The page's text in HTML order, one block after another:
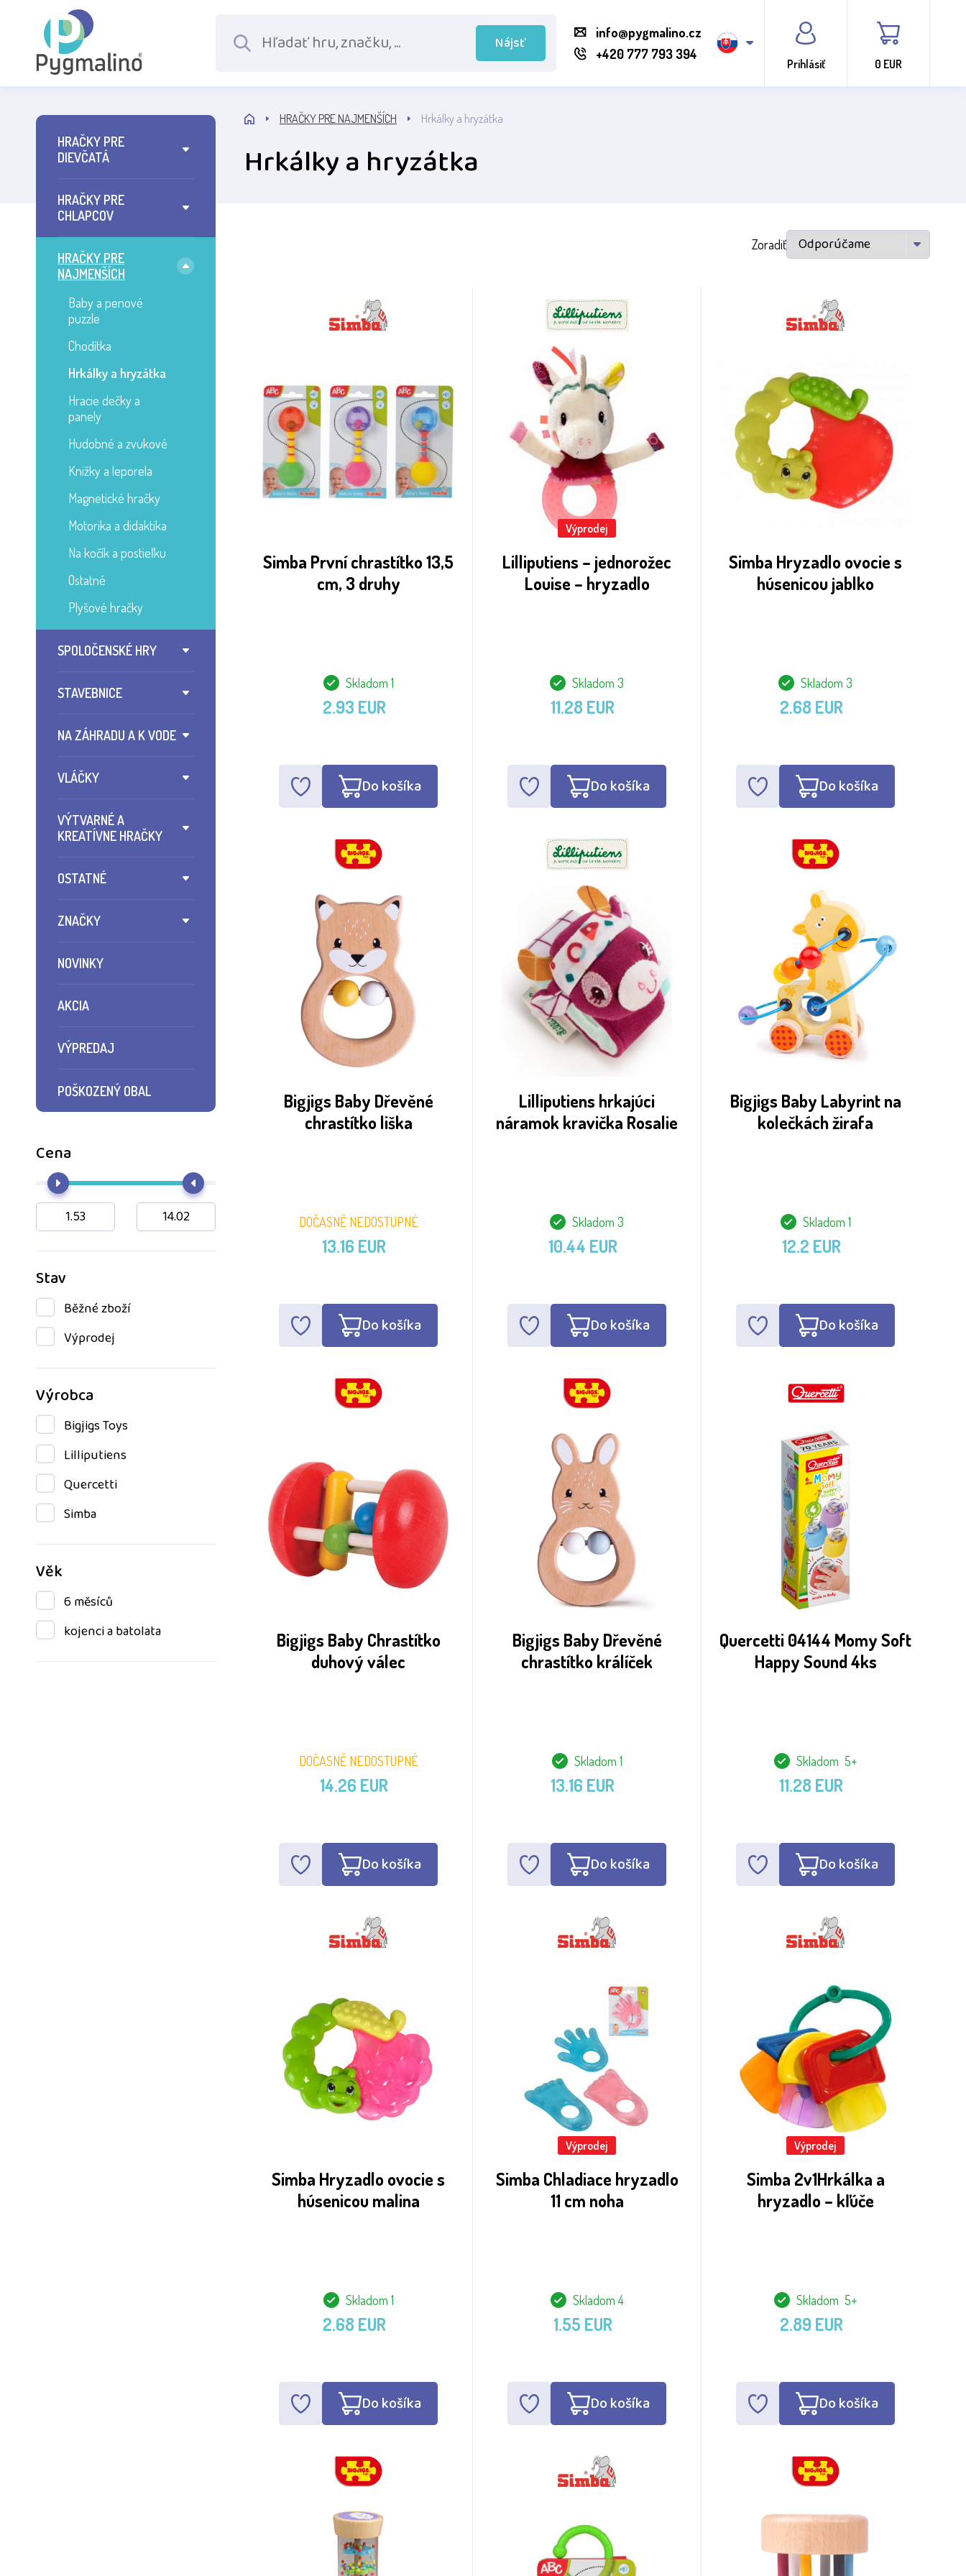
Nájsť
info@pygmalino.cz
+420 777 793 394
Prihlásiť 0 EUR
HRAČKY PRE
DIEVČATÁ
HRAČKY PRE
CHLAPCOV
HRAČKY PRE
NAJMENŠÍCH
Baby a penové
puzzle
Chodítka
Hrkálky a hryzátka
Hracie dečky a
panely
Hudobné a zvukové
Knižky a leporela
Magnetické hračky
Motorika a didaktika
Na kočík a postieľku
Ostatné
Plyšové hračky
SPOLOČENSKÉ HRY
STAVEBNICE
NA ZÁHRADU A K VODE
VLÁČKY
VÝTVARNÉ A
KREATÍVNE HRAČKY
OSTATNÉ
ZNAČKY
NOVINKY
AKCIA
VÝPREDAJ
POŠKOZENÝ OBAL
Cena
Stav
Běžné zboží
Výprodej
Výrobca
Bigjigs Toys
Lilliputiens
Quercetti
Simba
Věk
6 měsíců
kojenci a batolata
HRAČKY PRE NAJMENŠÍCH Hrkálky a hryzátka
Hrkálky a hryzátka
Zoradiť
Simba První chrastítko 13,5
cm, 3 druhy
Skladom 1
2.93 EUR
Do košíka
Výprodej
Lilliputiens – jednorožec
Louise – hryzadlo
Skladom 3
11.28 EUR
Do košíka
Simba Hryzadlo ovocie s
húsenicou jablko
Skladom 3
2.68 EUR
Do košíka
Bigjigs Baby Dřevěné
chrastítko liška
DOČASNĚ NEDOSTUPNÉ
13.16 EUR
Do košíka
Lilliputiens hrkajúci
náramok kravička Rosalie
Skladom 3
10.44 EUR
Do košíka
Bigjigs Baby Labyrint na
kolečkách žirafa
Skladom 1
12.2 EUR
Do košíka
Bigjigs Baby Chrastítko
duhový válec
DOČASNĚ NEDOSTUPNÉ
14.26 EUR
Do košíka
Bigjigs Baby Dřevěné
chrastítko králíček
Skladom 1
13.16 EUR
Do košíka
Quercetti 04144 Momy Soft
Happy Sound 4ks
Skladom 5+
11.28 EUR
Do košíka
Simba Hryzadlo ovocie s
húsenicou malina
Skladom 1
2.68 EUR
Do košíka
Výprodej
Simba Chladiace hryzadlo
11 cm noha
Skladom 4
1.55 EUR
Do košíka
Výprodej
Simba 2v1Hrkálka a
hryzadlo – kľúče
Skladom 5+
2.89 EUR
Do košíka